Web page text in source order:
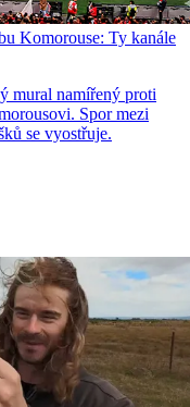
Komorouse: Ty kanále
mural namířený proti
Spor mezi
se vyostřuje.